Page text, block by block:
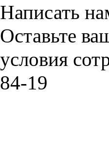
Написать
Оставьте
условия
84-19